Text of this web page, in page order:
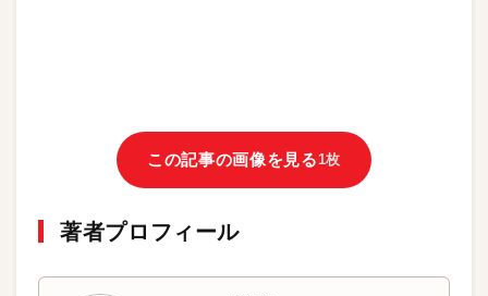
この記事の画像を見る1枚
著者プロフィール